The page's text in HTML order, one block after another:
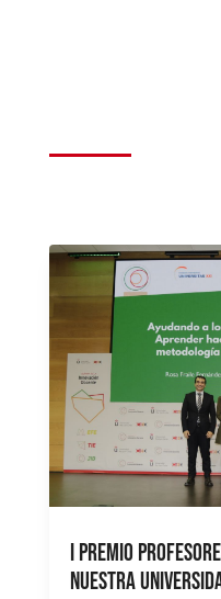
I Premio
nuestra